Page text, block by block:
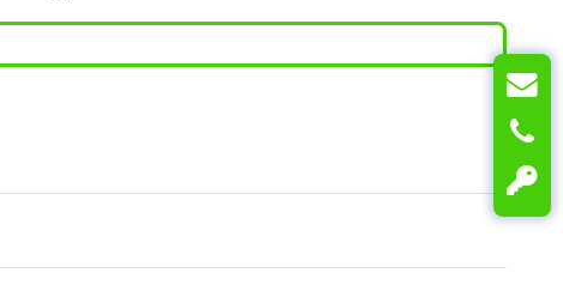
457d-92bc-7b186a75a265
9734-356b7347baa9